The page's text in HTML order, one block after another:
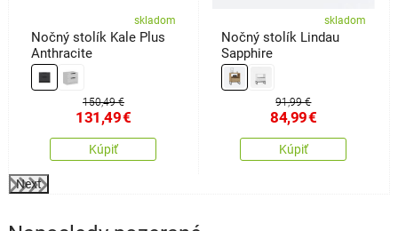
skladom
Nočný stolík Kale Plus
Anthracite
150,49 €
131,49€
Kúpiť
skladom
Nočný stolík Lindau
Sapphire
91,99 €
84,99€
Kúpiť
Next